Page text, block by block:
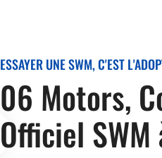
ESSAYER UNE SWM, C'EST
06 Motors,
Officiel SWM